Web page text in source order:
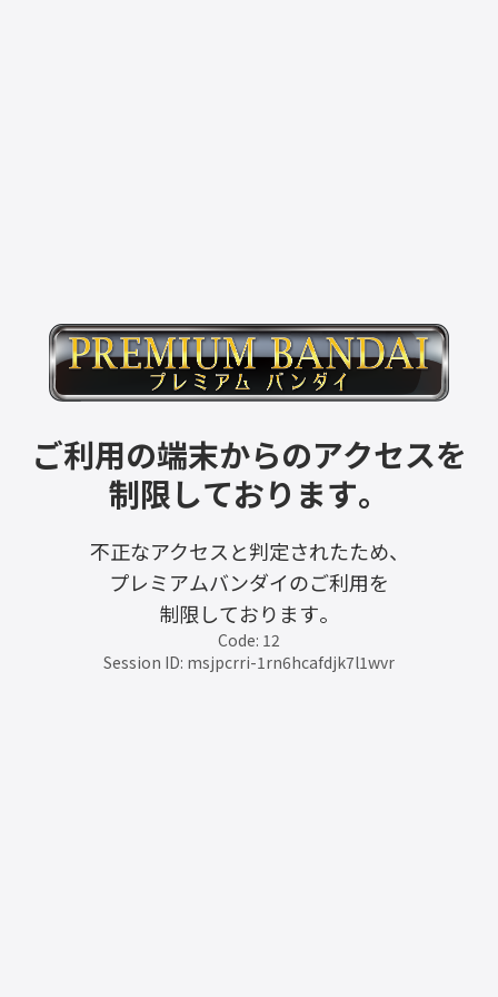
ご利用の端末からのアクセスを
制限しております。
不正なアクセスと判定されたため、
プレミアムバンダイのご利用を
制限しております。
Code: 12
Session ID: msjpcrri-1rn6hcafdjk7l1wvr